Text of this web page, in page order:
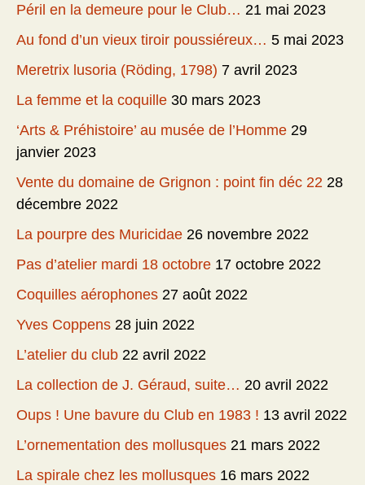
Péril en la demeure pour le Club… 21 mai 2023
Au fond d’un vieux tiroir poussiéreux… 5 mai 2023
Meretrix lusoria (Röding, 1798) 7 avril 2023
La femme et la coquille 30 mars 2023
‘Arts & Préhistoire’ au musée de l’Homme 29
janvier 2023
Vente du domaine de Grignon : point fin déc 22 28
décembre 2022
La pourpre des Muricidae 26 novembre 2022
Pas d’atelier mardi 18 octobre 17 octobre 2022
Coquilles aérophones 27 août 2022
Yves Coppens 28 juin 2022
L’atelier du club 22 avril 2022
La collection de J. Géraud, suite… 20 avril 2022
Oups ! Une bavure du Club en 1983 ! 13 avril 2022
L’ornementation des mollusques 21 mars 2022
La spirale chez les mollusques 16 mars 2022